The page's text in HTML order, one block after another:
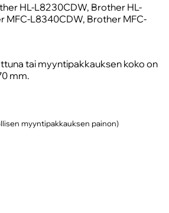
HL-L8230CDW, Brother HL-
MFC-L8340CDW, Brother MFC-
tai myyntipakkauksen koko on
mm.
myyntipakkauksen painon)